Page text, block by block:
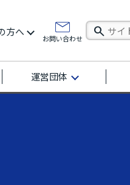
運営団体
方へ
お問い合わせ